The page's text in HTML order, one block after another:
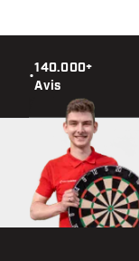
•
140.000+
Avis